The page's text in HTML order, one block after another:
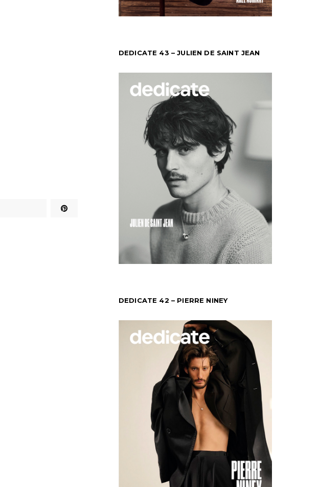
DEDICATE 43 – JULIEN DE SAINT JEAN
DEDICATE 42 – PIERRE NINEY